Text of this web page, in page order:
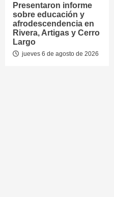
Presentaron informe
sobre educación y
afrodescendencia en
Rivera, Artigas y Cerro
Largo
jueves 6 de agosto de 2026